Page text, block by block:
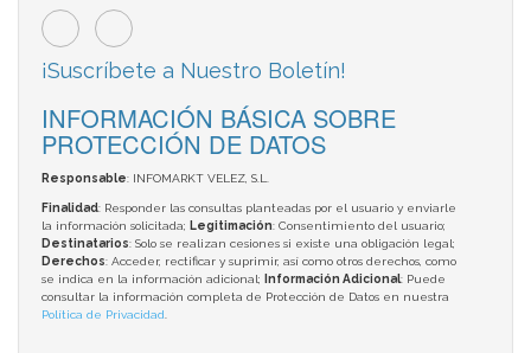
¡Suscríbete a Nuestro Boletín!
INFORMACIÓN BÁSICA SOBRE
PROTECCIÓN DE DATOS
Responsable: INFOMARKT VELEZ, S.L.
Finalidad: Responder las consultas planteadas por el usuario y enviarle
la información solicitada; Legitimación: Consentimiento del usuario;
Destinatarios: Solo se realizan cesiones si existe una obligación legal;
Derechos: Acceder, rectificar y suprimir, así como otros derechos, como
se indica en la información adicional;
Información Adicional: Puede
consultar la información completa de Protección de Datos en nuestra
Política de Privacidad